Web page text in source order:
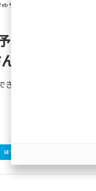
サービス ご予約カレンダー開始-診
カレンダー
予約カレンダーサービ
はてブ